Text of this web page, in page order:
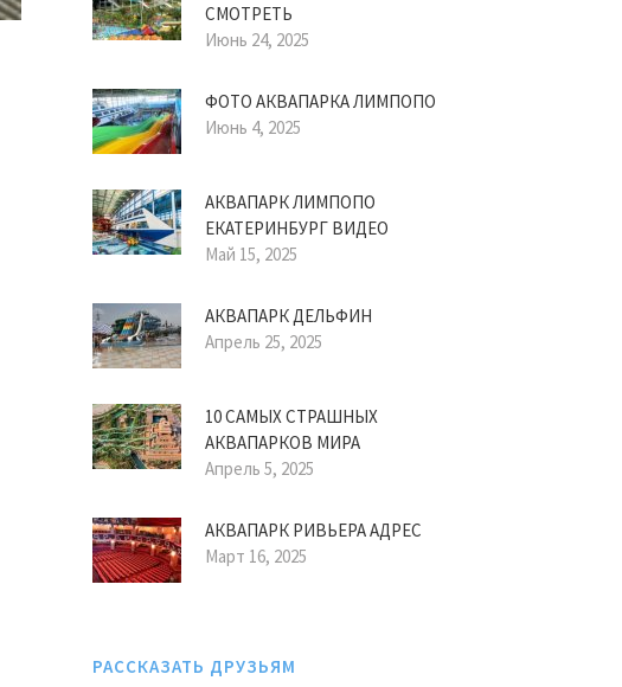
СМОТРЕТЬ
Июнь 24, 2025
ФОТО АКВАПАРКА ЛИМПОПО
Июнь 4, 2025
АКВАПАРК ЛИМПОПО
ЕКАТЕРИНБУРГ ВИДЕО
Май 15, 2025
АКВАПАРК ДЕЛЬФИН
Апрель 25, 2025
10 САМЫХ СТРАШНЫХ
АКВАПАРКОВ МИРА
Апрель 5, 2025
АКВАПАРК РИВЬЕРА АДРЕС
Март 16, 2025
РАССКАЗАТЬ ДРУЗЬЯМ